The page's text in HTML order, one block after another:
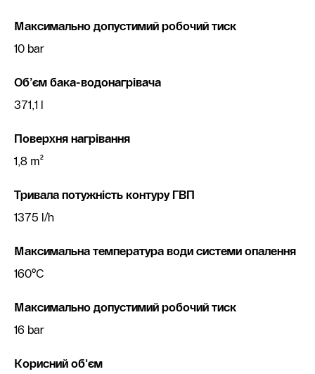
Максимально допустимий робочий тиск
10 bar
Об’єм бака-водонагрівача
371,1 l
Поверхня нагрівання
1,8 m²
Тривала потужність контуру ГВП
1375 l/h
Максимальна температура води системи опалення
160°C
Максимально допустимий робочий тиск
16 bar
Корисний об'єм